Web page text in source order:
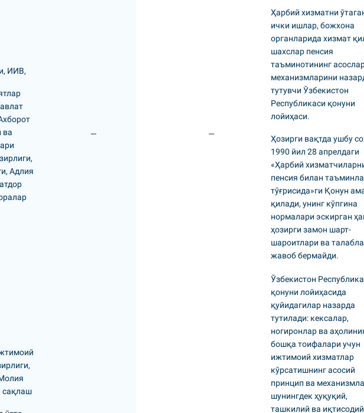
ИИВ,
ва
Адлия
— —
Ҳарбий хизматни
ички ишлар, божхона
органларида хизмат
шахслар пенсия
таъминотининг
механизмларини
тутувчи Ўзбекистон
Республикаси қонуни
лойиҳаси.
Ҳозирги вақтда ушбу
1990 йил 28 апрелдаги
«Ҳарбий
пенсия билан
тўғрисида»ги Қонун
қилади, унинг кўпгина
нормалари эскирган
ҳозирги замон шарт-
шароитлари ва
жавоб бермайди.
сақлаш
Ўзбекистон
қонуни лойиҳасида
қуйидагилар назарда
тутилади: кексалар,
ногиронлар ва
бошқа тоифалари учун
ижтимоий хизматлар
кўрсатишнинг асосий
принцип ва
шунингдек ҳуқуқий,
ташкилий ва иқтисодий